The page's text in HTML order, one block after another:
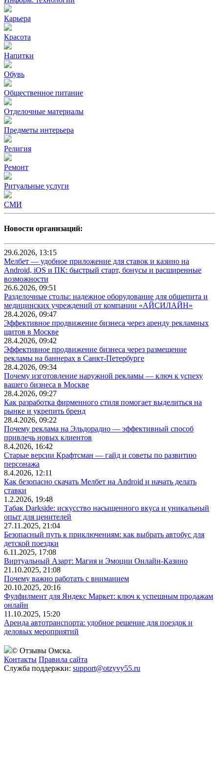
Карьера
Красота
Напитки
Обувь
Общественное питание
Отделочные материалы
Предметы интерьера
Религия
Ремонт
Ритуальные услуги
СМИ
Новости организаций:
29.6.2026, 13:15
Мелбет — удобное приложение для ставок и казино на
Android, iOS и ПК: быстрый старт, бонусы и расширенные
возможности
26.6.2026, 09:51
Разделочные столы: надежное оборудование для общепита и
медицинских учреждений от компании «АЙСИЛАЙН»
28.4.2026, 09:47
Эффективное продвижение бизнеса через аренду рекламных
щитов в Москве
28.4.2026, 09:42
Эффективное продвижение бизнеса через размещение
рекламы на баннерах в Санкт-Петербурге
28.4.2026, 09:34
Почему изготовление наружной рекламы — ключ к успеху
вашего бизнеса в Москве
28.4.2026, 09:27
Как разработка фирменного стиля помогает выделиться на
рынке и укрепить бренд
28.4.2026, 09:22
Почему реклама на Эльдорадио — эффективный способ
привлечь новых клиентов
8.4.2026, 16:42
Старые версии Крафтсман — гайд и советы по развитию
персонажа
8.4.2026, 12:11
Как безопасно скачать Мелбет на Android и начать делать
ставки
1.2.2026, 19:48
Табак Darkside: искусство насыщенного вкуса и уникальный
опыт для ценителей
27.11.2025, 21:04
Безопасный путь к приключениям: как выбрать автобус для
детской поездки
6.11.2025, 17:08
Виртуальный Азарт: Магия и Эмоции Онлайн-Казино
21.10.2025, 21:08
Почему важно работать с вниманием
20.10.2025, 20:16
Фулфилмент для Яндекс Маркет: ключ к успешным продажам
онлайн
11.10.2025, 15:20
Аренда автотранспорта: удобное решение для поездок и
деловых мероприятий
© Отзывы Омска.
Контакты Правила сайта
Служба поддержки: support@otzyvy55.ru